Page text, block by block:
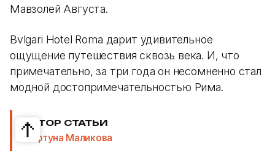
Мавзолей Августа.
Bvlgari Hotel Roma дарит удивительное
ощущение путешествия сквозь века. И, что
примечательно, за три года он несомненно стал
модной достопримечательностью Рима.
АВТОР СТАТЬИ
Мафтуна Маликова